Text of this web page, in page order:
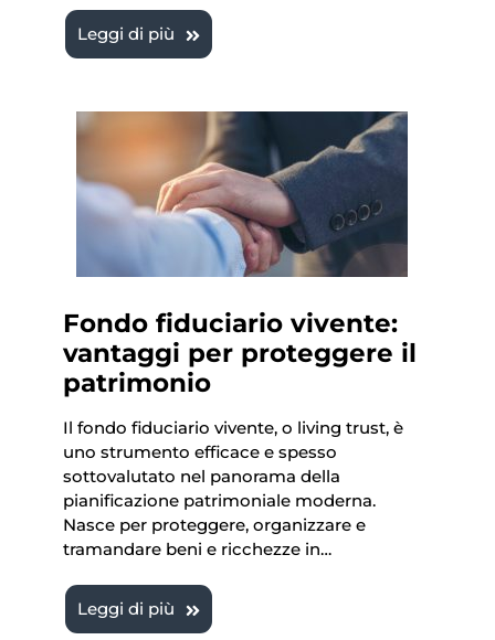
Leggi di più
Fondo fiduciario vivente:
vantaggi per proteggere il
patrimonio
Il fondo fiduciario vivente, o living trust, è
uno strumento efficace e spesso
sottovalutato nel panorama della
pianificazione patrimoniale moderna.
Nasce per proteggere, organizzare e
tramandare beni e ricchezze in…
Leggi di più